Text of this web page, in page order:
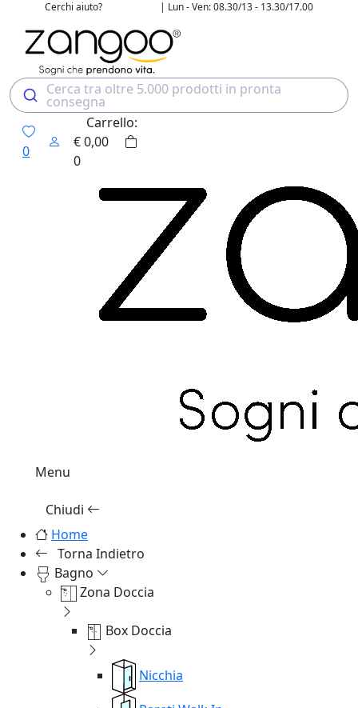
Cerchi aiuto? | Lun - Ven: 08.30/13 - 13.30/17.00
Cerca tra oltre 5.000 prodotti in pronta
consegna
0
Carrello:
€0,00
0
Menu
Chiudi
Home
Torna Indietro
Bagno
Zona Doccia
Box Doccia
Nicchia